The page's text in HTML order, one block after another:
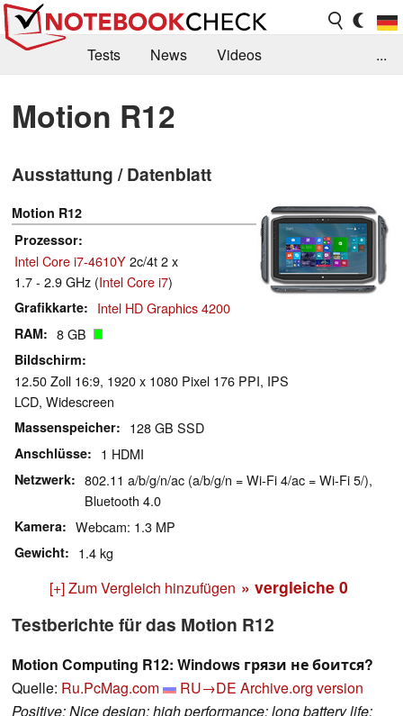
Tests News
Videos
Kaufberatung
Deals
Forum
...
Motion R12
Ausstattung / Datenblatt
Motion R12
Prozessor
Intel Core i7-4610Y2c/4t 2 x
1.7 - 2.9 GHz (Intel Core i7)
Grafikkarte Intel HD Graphics 4200
RAM 8 GB
Bildschirm
12.50 Zoll 16:9, 1920 x 1080 Pixel 176 PPI, IPS
LCD, Widescreen
Massenspeicher 128 GB SSD
Anschlüsse 1 HDMI
Netzwerk
802.11 a/b/g/n/ac (a/b/g/n = Wi-Fi 4/ac = Wi-Fi 5/),
Bluetooth 4.0
Kamera Webcam: 1.3 MP
Gewicht 1.4 kg
[+] Zum Vergleich hinzufügen » vergleiche 0
Testberichte für das Motion R12
Motion Computing R12: Windows грязи не боится?
Quelle: Ru.PcMag.com RU→DE Archive.org version
Positive: Nice design; high performance; long battery life;